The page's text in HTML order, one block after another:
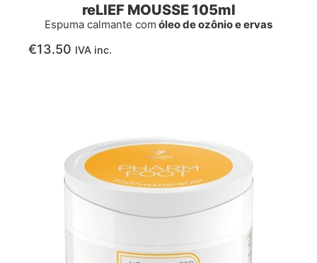
reLIEF MOUSSE 105ml
Espuma calmante com óleo de ozônio e ervas
€13.50 IVA inc.